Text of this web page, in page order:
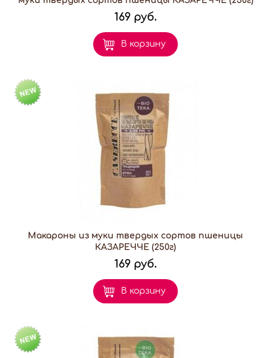
169 руб.
В корзину
Макароны из муки твердых сортов пшеницы
КАЗАРЕЧЧЕ (250г)
169 руб.
В корзину